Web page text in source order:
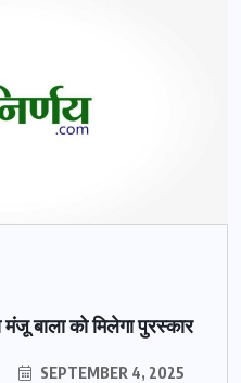
मंजू बाला को मिलेगा पुरस्कार
SEPTEMBER 4, 2025